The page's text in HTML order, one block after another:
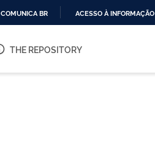
O
COMUNICA BR ACESSO À INFORMAÇÃO
THE REPOSITORY